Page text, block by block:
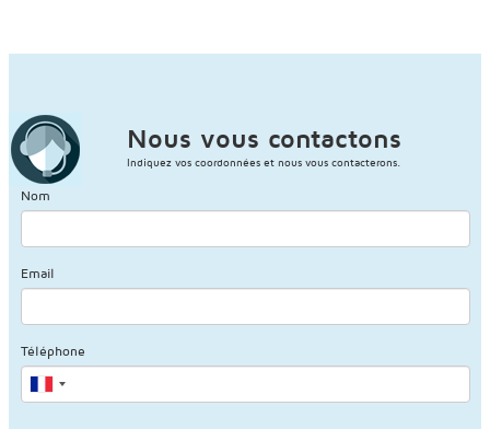
Nous vous contactons
Indiquez vos coordonnées et nous vous contacterons.
Nom
Email
Téléphone